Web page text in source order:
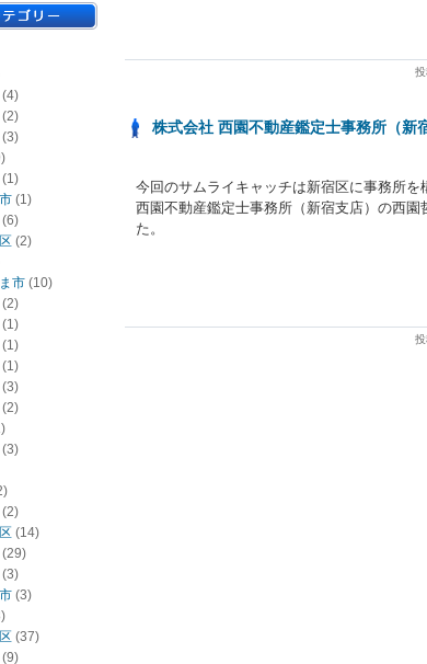
株式会社 西園不動産鑑定士事務所（
今回のサムライキャッチは新宿区に事務所
西園不動産鑑定士事務所（新宿支店）の西
た。
(4)
(2)
(3)
(1)
(1)
(6)
(2)
市 (10)
(2)
(1)
(1)
(1)
(3)
(2)
(3)
(2)
(14)
(29)
(3)
(3)
(37)
(9)